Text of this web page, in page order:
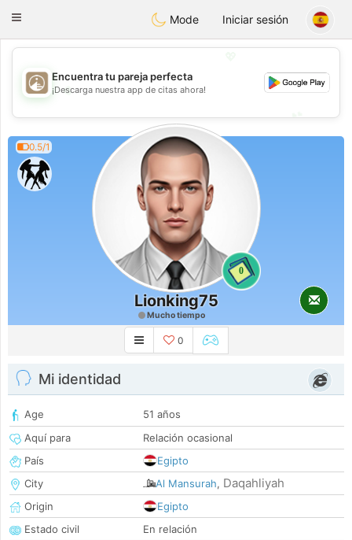
B ahebik
Toggle
Mode Iniciar sesión
💖
💕
Encuentra tu pareja perfecta
¡Descarga nuestra app de citas ahora!
0.5/1
0
Lionking75
Mucho tiempo
0
Mi identidad
Age
51 años
Aquí para
Relación ocasional
País
Egipto
City
Al Mansurah, Daqahliyah
Origin
Egipto
Estado civil
En relación